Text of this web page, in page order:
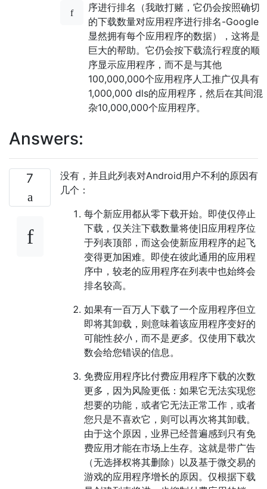
序进行排名（我敢打赌，它仍会按照确切
的下载数量对应用程序进行排名-Google
显然拥有每个应用程序的数据），这将是
巨大的帮助。它仍会按下载流行程度的顺
序显示应用程序，而不是与其他
100,000,000个应用程序人工推广仅具有
1,000,000 dls的应用程序，然后在其间混
杂10,000,000个应用程序。
Answers:
7
没有，并且此列表对Android用户不利的原因有
几个：
每个新应用都从零下载开始。即使仅停止
下载，仅关注下载数量将使旧应用程序位
于列表顶部，而这会使新应用程序的起飞
变得更加困难。即使在彼此通用的应用程
序中，较老的应用程序在列表中也始终会
排名较高。
如果有一百万人下载了一个应用程序但立
即将其卸载，则意味着该应用程序变好的
可能性较小，而不是 更多。仅使用下载次
数会给您错误的信息。
免费应用程序比付费应用程序下载的次数
更多，因为风险更低：如果它无法实现您
想要的功能，或者它无法正常工作，或者
您只是不喜欢它，则可以再次将其卸载。
由于这个原因，业界已经普遍感到只有免
费应用才能在市场上生存。这就是带广告
（无选择权将其删除）以及基于微交易的
游戏的应用程序增长的原因。仅根据下载